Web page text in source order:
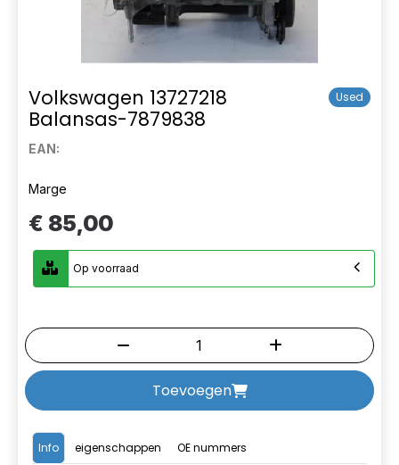
Volkswagen 13727218
Balansas-7879838
Used
EAN:
Info eigenschappen OE nummers
Marge
€ 85,00
Op voorraad
Toevoegen